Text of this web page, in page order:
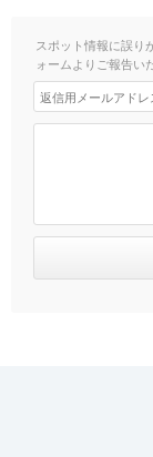
スポット情報に誤り
ォームよりご報告い